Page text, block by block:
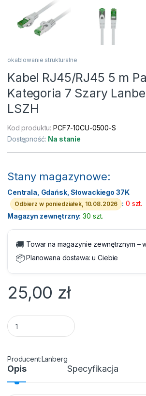
okablowanie strukturalne
Kabel RJ45/RJ45 5 m
Kategoria 7 Szary
LSZH
Kod produktu:PCF7-10CU-0500-S
Dostępność: Na stanie
Stany magazynowe:
Centrala, Gdańsk, Słowackiego 37K
Odbierz w poniedziałek, 10.08.2026 : 0 szt.
Magazyn zewnętrzny: 30 szt.
🚚 Towar na magazynie zewnętrznym –
📦Planowana dostawa:u Ciebie
25,00 zł
Kabel RJ45/RJ45 5 m Patchcord
Lanberg
Opis Specyfikacja